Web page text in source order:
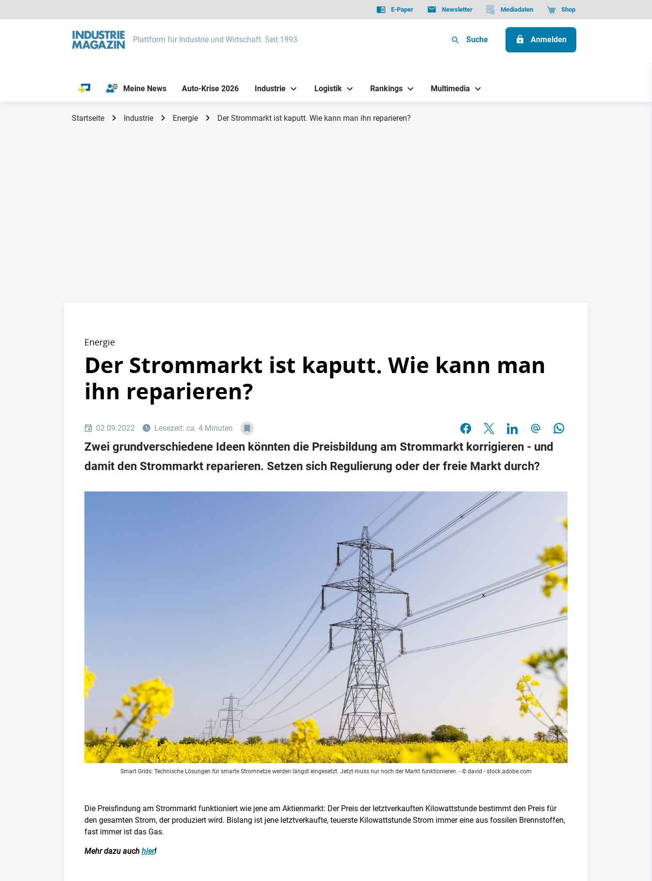
E-Paper Newsletter Mediadaten Shop
Plattform für Industrie und Wirtschaft. Seit 1993. Suche Anmelden
Meine News Auto-Krise 2026 Industrie Logistik Rankings Multimedia
Startseite Industrie Energie Der Strommarkt ist kaputt. Wie kann man ihn reparieren?
Energie
Der Strommarkt ist kaputt. Wie kann man
ihn reparieren?
02.09.2022 Lesezeit: ca. 4 Minuten
Zwei grundverschiedene Ideen könnten die Preisbildung am Strommarkt korrigieren - und
damit den Strommarkt reparieren. Setzen sich Regulierung oder der freie Markt durch?
Smart Grids: Technische Lösungen für smarte Stromnetze werden längst eingesetzt. Jetzt muss nur noch der Markt funktionieren. - © david - stock.adobe.com
Die Preisfindung am Strommarkt funktioniert wie jene am Aktienmarkt: Der Preis der letztverkauften Kilowattstunde bestimmt den Preis für
den gesamten Strom, der produziert wird. Bislang ist jene letztverkaufte, teuerste Kilowattstunde Strom immer eine aus fossilen Brennstoffen,
fast immer ist das Gas.
Mehr dazu auch hier!